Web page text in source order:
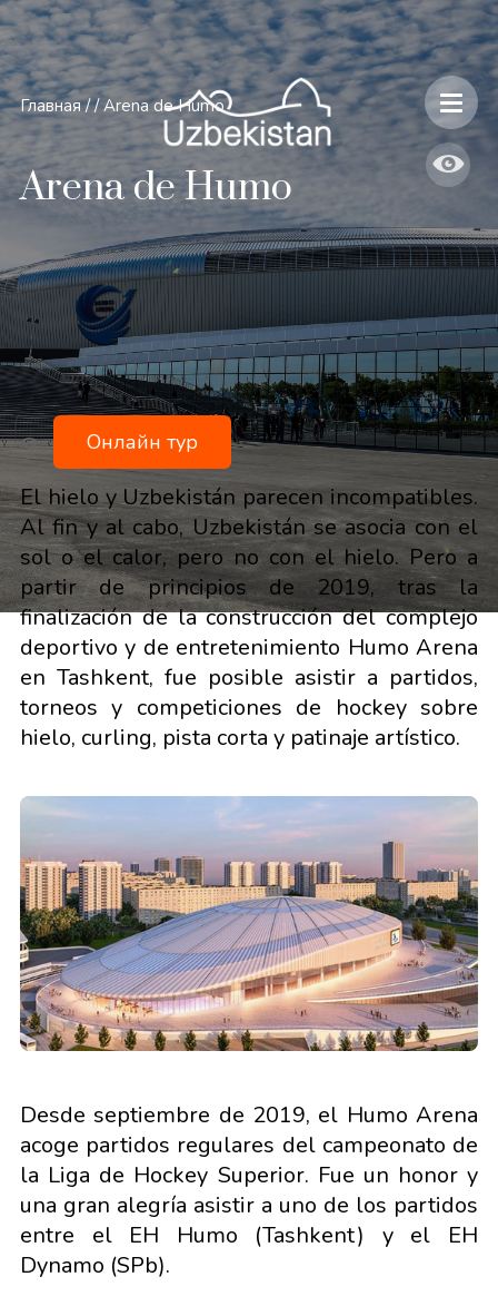
Главная / / Arena de Humo
Arena de Humo
El hielo y Uzbekistán parecen incompatibles.
Al fin y al cabo, Uzbekistán se asocia con el
sol o el calor, pero no con el hielo. Pero a
partir de principios de 2019, tras la
finalización de la construcción del complejo
deportivo y de entretenimiento Humo Arena
en Tashkent, fue posible asistir a partidos,
torneos y competiciones de hockey sobre
hielo, curling, pista corta y patinaje artístico.
Desde septiembre de 2019, el Humo Arena
acoge partidos regulares del campeonato de
la Liga de Hockey Superior. Fue un honor y
una gran alegría asistir a uno de los partidos
entre el EH Humo (Tashkent) y el EH
Dynamo (SPb).
Онлайн тур